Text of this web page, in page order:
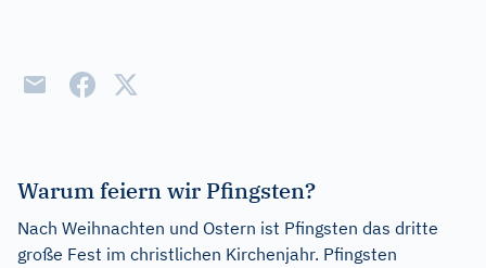
Warum feiern wir Pfingsten?
Nach Weihnachten und Ostern ist Pfingsten das dritte
große Fest im christlichen Kirchenjahr. Pfingsten